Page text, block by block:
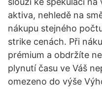
aktiva, nehledě na
nákupu stejného
strike cenách. Při
prémium a obdržíte
plynutí času ve Váš
omezeno do výše